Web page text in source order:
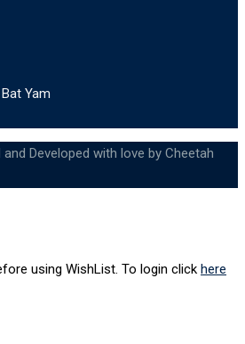
Yam
Developed with love by Cheetah
using WishList. To login click here